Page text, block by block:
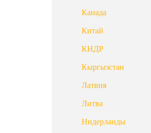
Канада
Китай
КНДР
Кыргызстан
Латвия
Литва
Нидерланды